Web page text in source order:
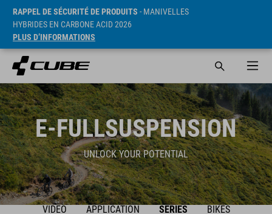
RAPPEL DE SÉCURITÉ DE PRODUITS - MANIVELLES
HYBRIDES EN CARBONE ACID 2026
PLUS D’INFORMATIONS
E-FULLSUSPENSION
UNLOCK YOUR POTENTIAL
VIDEO APPLICATION SÉRIES BIKES